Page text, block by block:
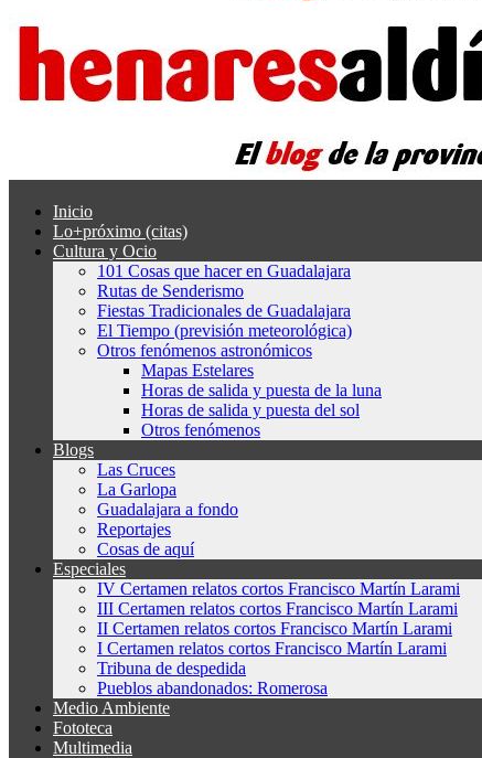
Inicio
Lo+próximo (citas)
Cultura y Ocio
101 Cosas que hacer en Guadalajara
Rutas de Senderismo
Fiestas Tradicionales de Guadalajara
El Tiempo (previsión meteorológica)
Otros fenómenos astronómicos
Mapas Estelares
Horas de salida y puesta de la luna
Horas de salida y puesta del sol
Otros fenómenos
Blogs
Las Cruces
La Garlopa
Guadalajara a fondo
Reportajes
Cosas de aquí
Especiales
IV Certamen relatos cortos Francisco Martín Larami
III Certamen relatos cortos Francisco Martín Larami
II Certamen relatos cortos Francisco Martín Larami
I Certamen relatos cortos Francisco Martín Larami
Tribuna de despedida
Pueblos abandonados: Romerosa
Medio Ambiente
Fototeca
Multimedia